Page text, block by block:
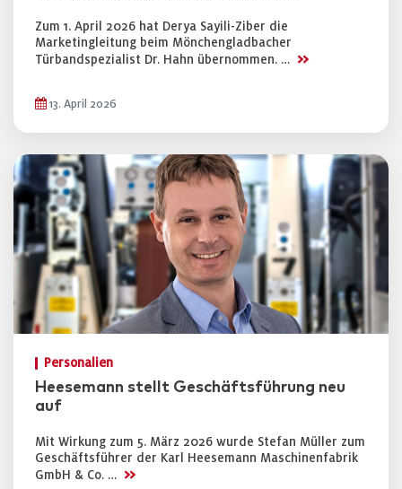
Zum 1. April 2026 hat Derya Sayili-Ziber die
Marketingleitung beim Mönchengladbacher
Türbandspezialist Dr. Hahn übernommen. … >>
13. April 2026
Personalien
Heesemann stellt Geschäftsführung neu
auf
Mit Wirkung zum 5. März 2026 wurde Stefan Müller zum
Geschäftsführer der Karl Heesemann Maschinenfabrik
GmbH & Co. … >>